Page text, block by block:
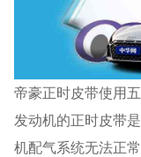
帝豪正时皮带使用
发动机的正时皮带
机配气系统无法正